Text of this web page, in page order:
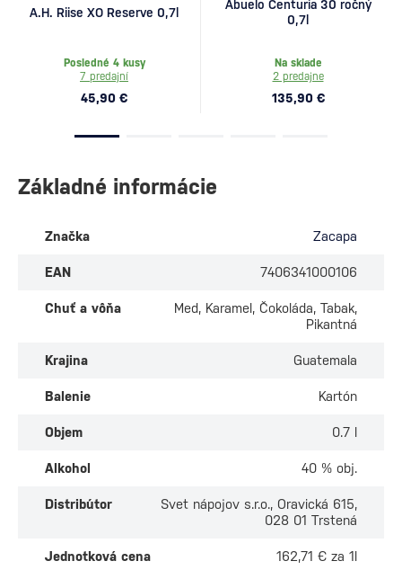
A.H. Riise XO Reserve 0,7l
Posledné 4 kusy
7 predajní
45,90 €
Abuelo Centuria 30 ročný
0,7l
Na sklade
2 predajne
135,90 €
Základné informácie
Značka Zacapa
EAN 7406341000106
Chuť a vôňa
Med, Karamel, Čokoláda, Tabak,
Pikantná
Krajina Guatemala
Balenie Kartón
Objem 0.7 l
Alkohol 40 % obj.
Distribútor
Svet nápojov s.r.o., Oravická 615,
028 01 Trstená
Jednotková cena 162,71 € za 1l